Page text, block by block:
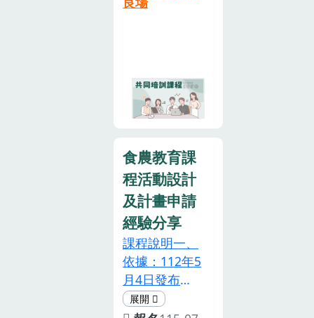
本課程禁止錄
設計非屬親子
活動，囿於現
場活動空間及
勿攜帶孩童與
會。6. 如果臨
時有事無法前
往參加，請盡
早告知，以利
通知候補夥
伴。7. 本次活
動費用由農業
部計畫補助支
之權利。報名
期五) 以電子
郵件寄送錄取
通知。全程參
3小時在職訓
練時數證明，
不另發行紙本
證書。為珍惜
訓練資源，參
訓人員請全程
參與，如不克
參加或未能全
程參與，請提
食農教育專業
人員資格及培
管機關指定之
食農教育專業
人員共同培訓
時數，「食農
教育推動方向
及實務解析」
課程，共計採
認5小時。注
意事項1.欲參
食農教育課
程活動設計
及計畫申請
經驗分享
課程說明一、
依據：112年5
月4日發布
「食農教育專